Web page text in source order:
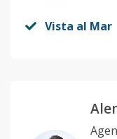
Vista al Mar